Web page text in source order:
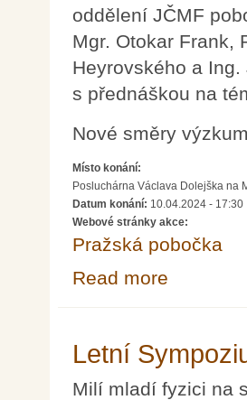
oddělení JČMF
Mgr. Otokar Frank,
Heyrovského a
s přednáškou na
Nové směry
Místo konání:
Posluchárna Václava Dolejška na
Datum konání: 10.04.2024 - 17:30
Webové stránky akce:
Pražská pobočka
Read more
Letní
Milí mladí fyzici na